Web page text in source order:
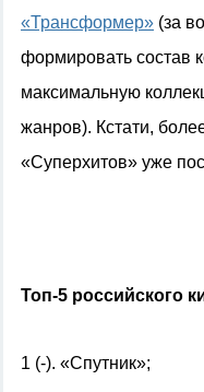
«Трансформер» (за
формировать состав
максимальную
жанров). Кстати,
«Суперхитов» уже
Топ-5 российского
1 (-). «Спутник»;